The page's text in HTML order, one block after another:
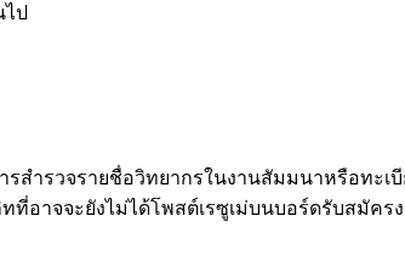
ป
สำรวจรายชื่อวิทยากรในงานสัมมนาหรือทะ
อาจจะยังไม่ได้โพสต์เรซูเม่บนบอร์ดรับสมัคร